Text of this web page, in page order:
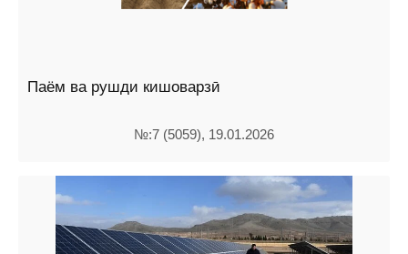
Паём ва рушди кишоварзӣ
№:7 (5059), 19.01.2026